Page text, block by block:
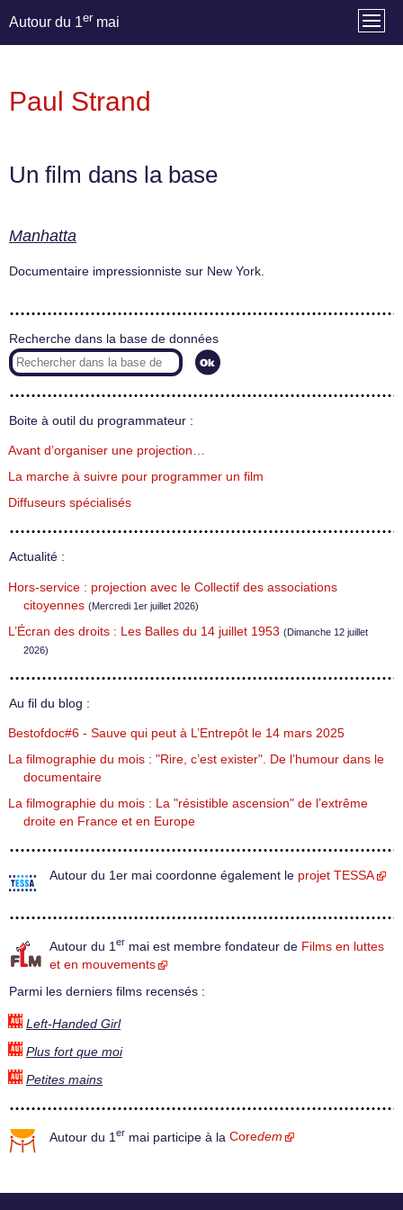
Autour du 1er mai
Paul Strand
Un film dans la base
Manhatta
Documentaire impressionniste sur New York.
Recherche dans la base de données
Boite à outil du programmateur :
Avant d’organiser une projection…
La marche à suivre pour programmer un film
Diffuseurs spécialisés
Actualité :
Hors-service : projection avec le Collectif des associations
citoyennes (Mercredi 1er juillet 2026)
L’Écran des droits : Les Balles du 14 juillet 1953 (Dimanche 12 juillet
2026)
Au fil du blog :
Bestofdoc#6 - Sauve qui peut à L’Entrepôt le 14 mars 2025
La filmographie du mois : "Rire, c’est exister". De l’humour dans le
documentaire
La filmographie du mois : La "résistible ascension" de l’extrême
droite en France et en Europe
Autour du 1er mai coordonne également le projet TESSA
Autour du 1 er mai est membre fondateur de Films en luttes
et en mouvements
Parmi les derniers films recensés :
Left-Handed Girl
Plus fort que moi
Petites mains
Autour du 1 er mai participe à la Coredem